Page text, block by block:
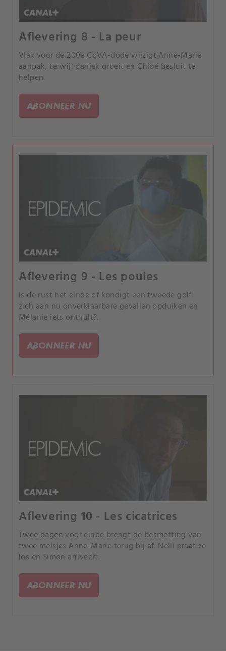
Aflevering 8 - La peur
Vlak voor de 200e CoVA-dode wijzigt Anne-Marie
aanpak, terwijl paniek groeit en Chloé besluit te
helpen.
ABONNEER NU
Aflevering 9 - Les poules
Is de rust het einde of kondigt een tweede golf
zich aan nu onverklaarbare gevallen opduiken en
Mélanie iets onthult?.
ABONNEER NU
Aflevering 10 - Les cicatrices
Twee dagen voor einde brengt de besmetting van
twee meisjes Anne-Marie terug bij af. Nelli praat ze
los en Simon arriveert.
ABONNEER NU